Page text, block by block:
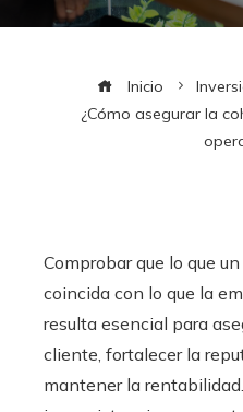
Inicio
¿Cómo asegurar la
Comprobar que lo que
coincida con lo que la
resulta esencial para
cliente, fortalecer la
mantener la